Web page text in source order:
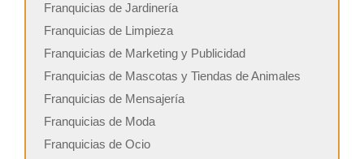
Franquicias de Jardinería
Franquicias de Limpieza
Franquicias de Marketing y Publicidad
Franquicias de Mascotas y Tiendas de Animales
Franquicias de Mensajería
Franquicias de Moda
Franquicias de Ocio